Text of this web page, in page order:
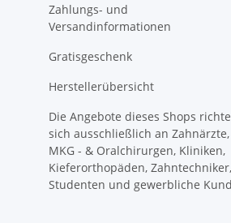
Zahlungs- und
Versandinformationen
Gratisgeschenk
Herstellerübersicht
Die Angebote dieses Shops
sich ausschließlich an Zahnärzte,
MKG - & Oralchirurgen, Kliniken,
Kieferorthopäden, Zahntechniker,
Studenten und gewerbliche